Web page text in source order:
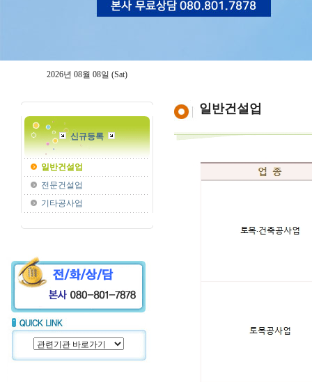
2026년 08월 08일 (Sat)
신규등록
일반건설업
전문건설업
기타공사업
일반건설업